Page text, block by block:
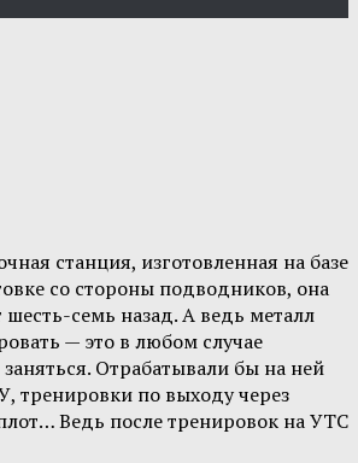
станция, изготовленная на базе
со стороны подводников, она
семь назад. А ведь металл
— это в любом случае
Отрабатывали бы на ней
тренировки по выходу через
Ведь после тренировок на УТС